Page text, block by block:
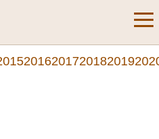
2016201720182019